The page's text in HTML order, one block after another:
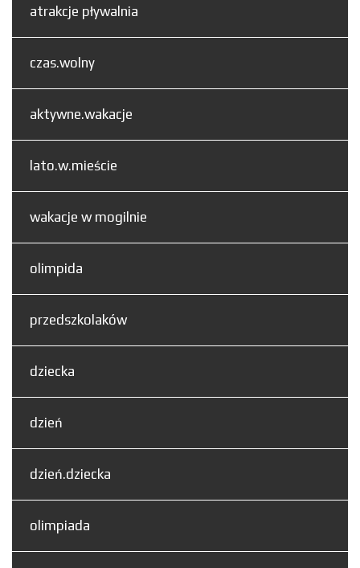
atrakcje pływalnia
czas.wolny
aktywne.wakacje
lato.w.mieście
wakacje w mogilnie
olimpida
przedszkolaków
dziecka
dzień
dzień.dziecka
olimpiada